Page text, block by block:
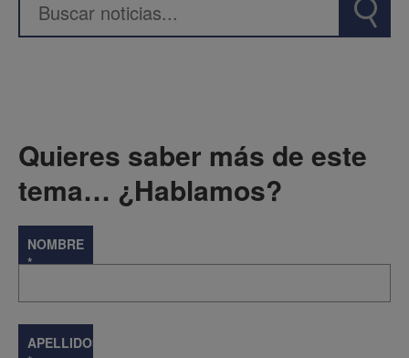
Quieres saber más de este
tema… ¿Hablamos?
NOMBRE
*
APELLIDOS